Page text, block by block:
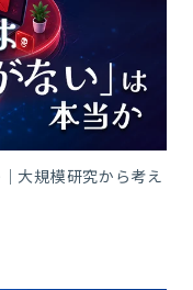
大規模研究から考え